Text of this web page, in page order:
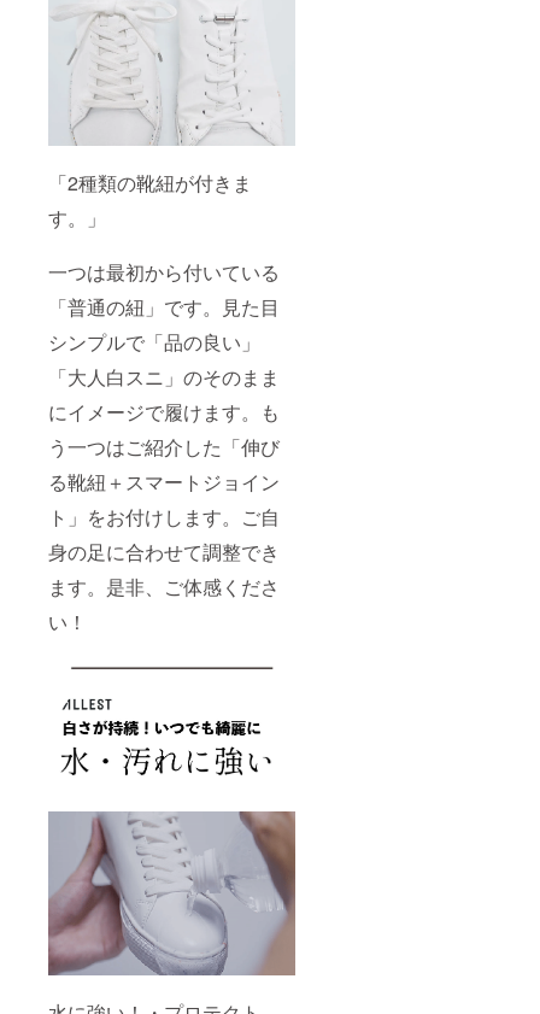
「2種類の靴紐が付きま
す。」
一つは最初から付いている
「普通の紐」です。見た目
シンプルで「品の良い」
「大人白スニ」のそのまま
にイメージで履けます。も
う一つはご紹介した「伸び
る靴紐＋スマートジョイン
ト」をお付けします。ご自
身の足に合わせて調整でき
ます。是非、ご体感くださ
い！